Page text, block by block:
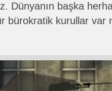
Dünyanın başka
bürokratik kurullar var